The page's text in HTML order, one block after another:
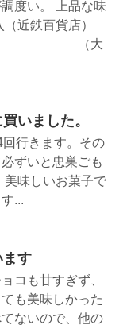
度い。 上品な味
近鉄百貨店）
いました。
行きます。その
ずいと忠巣ごも
美味しいお菓子で
...
ます
コも甘すぎず、
も美味しかった
ないので、他の